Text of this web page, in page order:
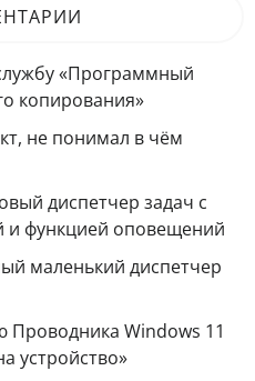
«Программный
копирования»
не понимал в чём
диспетчер задач с
и функцией оповещений
маленький диспетчер
Проводника Windows 11
устройство»